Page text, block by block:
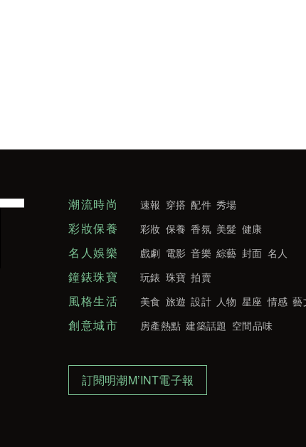
潮流時尚 速報 穿搭 配件 秀場
彩妝保養 彩妝 保養 香氛 美髮 健康
名人娛樂 戲劇 電影 音樂 綜藝 封面 名人
鐘錶珠寶 玩錶 珠寶 拍賣
風格生活 美食 旅遊 設計 人物 星座 情感 藝
創意城市 房產熱點 建築話題 空間品味
訂閱明潮M’INT電子報